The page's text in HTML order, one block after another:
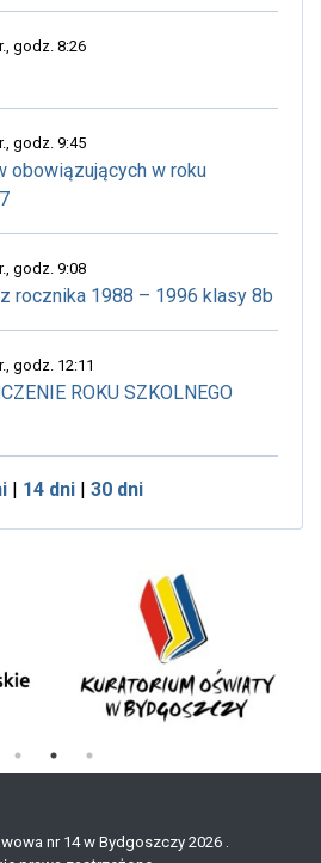
godz. 8:26
godz. 9:45
obowiązujących w roku
godz. 9:08
rocznika 1988 – 1996 klasy 8b
godz. 12:11
ROKU SZKOLNEGO
| 14 dni| 30 dni
nr 14 w Bydgoszczy 2026 .